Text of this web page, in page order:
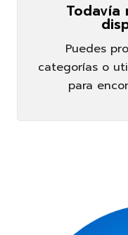
Todavía
Puedes
categorías o
para